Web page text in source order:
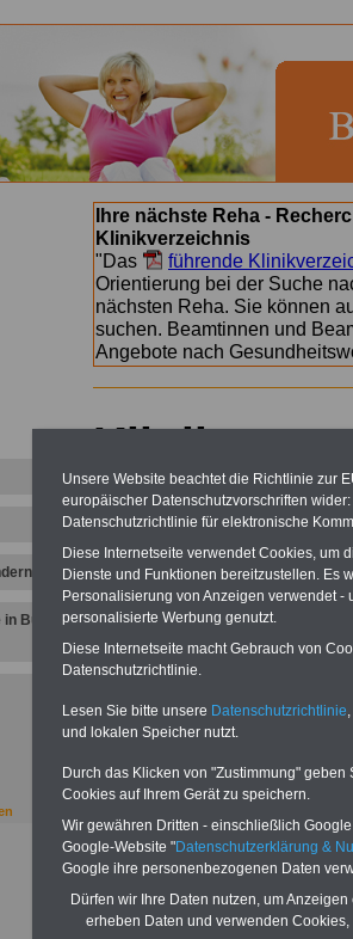
Bund
Ihre nächste Reha -
Klinikverzeichnis
"Das
führende
Orientierung bei der Suche
nächsten Reha. Sie können
suchen. Beamtinnen und
Angebote nach
Kliniken
-
Zur Übersicht
bis Z"bei
abrechnen
.
Kliniken
.
Radon-
Unsere Website beachtet die Richtlinie zur
europäischer Datenschutzvorschriften
Datenschutzrichtlinie für elektronische
Diese Internetseite verwendet Cookies, um
Dienste und Funktionen bereitzustellen. Es
Personalisierung von Anzeigen verwendet
personalisierte Werbung genutzt.
Diese Internetseite macht Gebrauch von
Datenschutzrichtlinie.
Lesen Sie bitte unsere Datenschutzrichtlinie
und lokalen Speicher nutzt.
Durch das Klicken von "Zustimmung"
Cookies auf Ihrem Gerät zu speichern.
Wir gewähren Dritten - einschließlich
Google-Website "Datenschutzerklärung &
Google ihre personenbezogenen Daten
Dürfen wir Ihre Daten nutzen, um
erheben Daten und verwenden